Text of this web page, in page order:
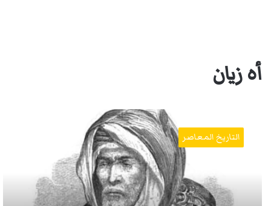
أه زيان
التاريخ المعاصر